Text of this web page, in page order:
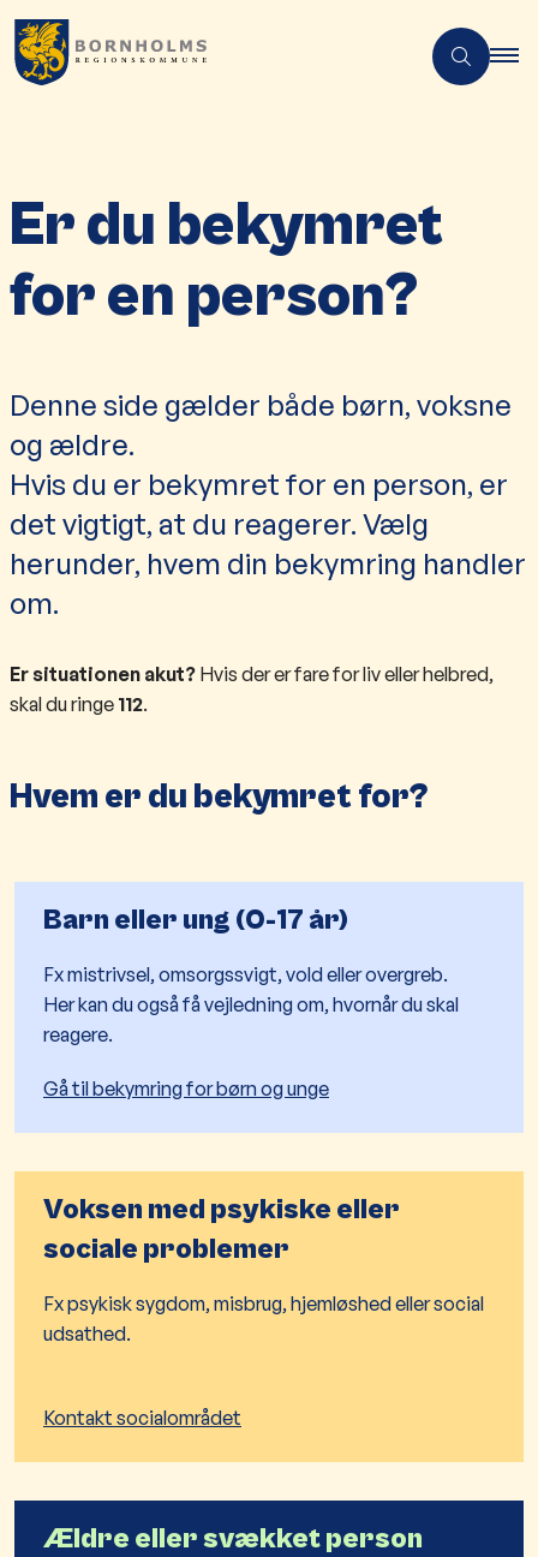
Er du bekymret
for en person?
Denne side gælder både børn, voksne
og ældre.
Hvis du er bekymret for en person, er
det vigtigt, at du reagerer. Vælg
herunder, hvem din bekymring handler
om.
Er situationen akut? Hvis der er fare for liv eller helbred,
skal du ringe 112.
Hvem er du bekymret for?
Barn eller ung (0-17 år)
Fx mistrivsel, omsorgssvigt, vold eller overgreb.
Her kan du også få vejledning om, hvornår du skal
reagere.
Gå til bekymring for børn og unge
Voksen med psykiske eller
sociale problemer
Fx psykisk sygdom, misbrug, hjemløshed eller social
udsathed.
Kontakt socialområdet
Ældre eller svækket person